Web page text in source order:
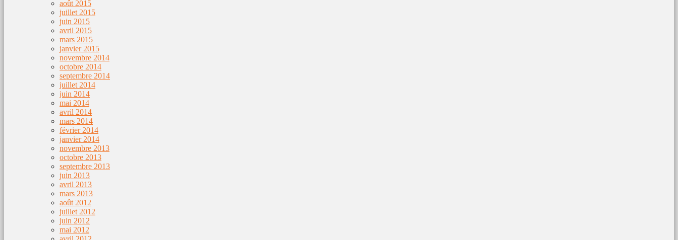
août 2015
juillet 2015
juin 2015
avril 2015
mars 2015
janvier 2015
novembre 2014
octobre 2014
septembre 2014
juillet 2014
juin 2014
mai 2014
avril 2014
mars 2014
février 2014
janvier 2014
novembre 2013
octobre 2013
septembre 2013
juin 2013
avril 2013
mars 2013
août 2012
juillet 2012
juin 2012
mai 2012